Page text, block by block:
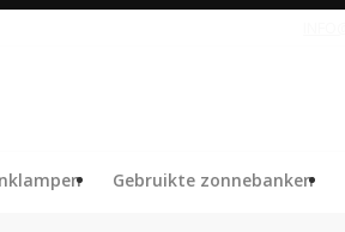
Gebruikte zonnebanken